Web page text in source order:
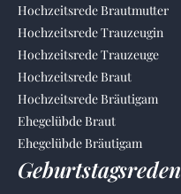
Hochzeitsrede Brautmutter
Hochzeitsrede Trauzeugin
Hochzeitsrede Trauzeuge
Hochzeitsrede Braut
Hochzeitsrede Bräutigam
Ehegelübde Braut
Ehegelübde Bräutigam
Geburtstagsreden